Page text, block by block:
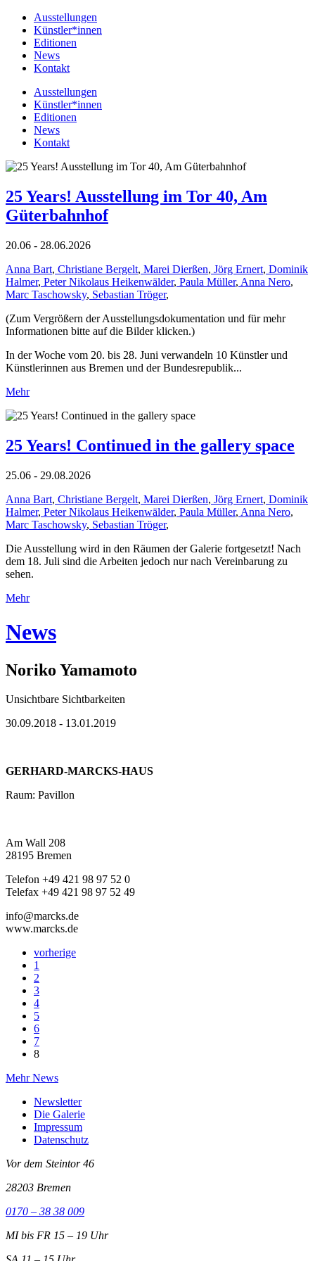
Ausstellungen
Künstler*innen
Editionen
News
Kontakt
Ausstellungen
Künstler*innen
Editionen
News
Kontakt
25 Years! Ausstellung im Tor 40, Am
Güterbahnhof
20.06 - 28.06.2026
Anna Bart, Christiane Bergelt, Marei Dierßen, Jörg Ernert, Dominik
Halmer, Peter Nikolaus Heikenwälder, Paula Müller, Anna Nero,
Marc Taschowsky, Sebastian Tröger,
(Zum Vergrößern der Ausstellungsdokumentation und für mehr
Informationen bitte auf die Bilder klicken.)
In der Woche vom 20. bis 28. Juni verwandeln 10 Künstler und
Künstlerinnen aus Bremen und der Bundesrepublik...
Mehr
25 Years! Continued in the gallery space
25.06 - 29.08.2026
Anna Bart, Christiane Bergelt, Marei Dierßen, Jörg Ernert, Dominik
Halmer, Peter Nikolaus Heikenwälder, Paula Müller, Anna Nero,
Marc Taschowsky, Sebastian Tröger,
Die Ausstellung wird in den Räumen der Galerie fortgesetzt! Nach
dem 18. Juli sind die Arbeiten jedoch nur nach Vereinbarung zu
sehen.
Mehr
News
Noriko Yamamoto
Unsichtbare Sichtbarkeiten
30.09.2018 - 13.01.2019
GERHARD-MARCKS-HAUS
Raum: Pavillon
Am Wall 208
28195 Bremen
Telefon +49 421 98 97 52 0
Telefax +49 421 98 97 52 49
info@marcks.de
www.marcks.de
vorherige
1
2
3
4
5
6
7
8
Mehr News
Newsletter
Die Galerie
Impressum
Datenschutz
Vor dem Steintor 46
28203 Bremen
0170 – 38 38 009
MI bis FR 15 – 19 Uhr